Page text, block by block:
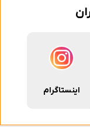
اینستاگرام